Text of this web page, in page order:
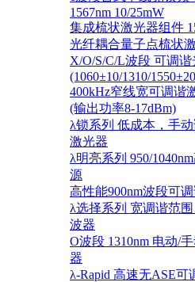
1567nm 10/25mW
集成梳状激光器组件
光纤耦合量子点梳状
X/O/S/C/L波段 可调
(1060±10/1310/
400kHz窄线宽可调谐
(输出功率8-17dBm)
λ锁系列 低成本，手
激光器
λ明亮系列 950/
源
高性能900nm波段可
λ选择系列 宽调谐范
波器
O波段 1310nm 电动/
器
λ-Rapid 高速无ASE